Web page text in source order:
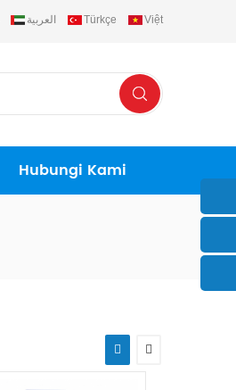
العربية Türkçe Việt
Hubungi Kami